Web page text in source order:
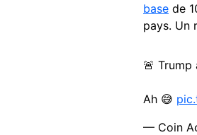
base de
pays. Un
🚨 Trump
Ah 😅
— Coin